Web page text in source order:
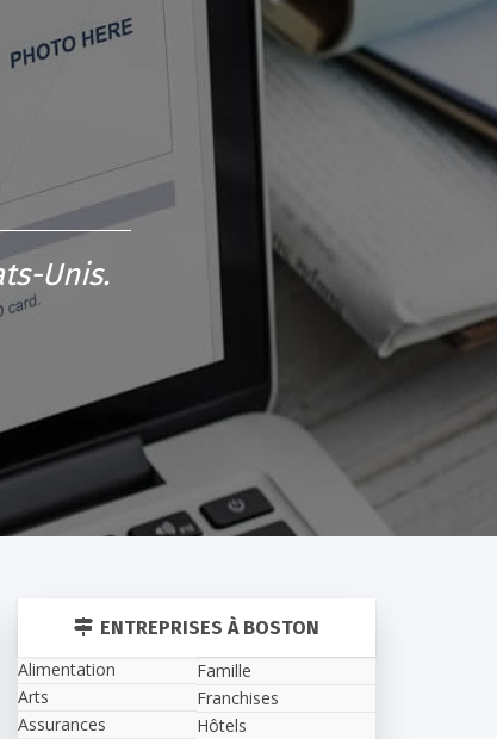
Unis.
ENTREPRISES À BOSTON
Alimentation
Arts
Assurances
Famille
Franchises
Hôtels